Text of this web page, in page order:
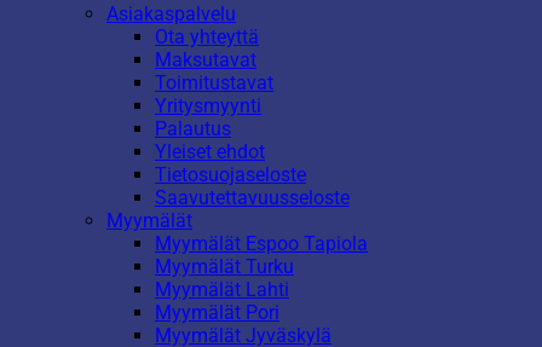
Asiakaspalvelu
Ota yhteyttä
Maksutavat
Toimitustavat
Yritysmyynti
Palautus
Yleiset ehdot
Tietosuojaseloste
Saavutettavuusseloste
Myymälät
Myymälät Espoo Tapiola
Myymälät Turku
Myymälät Lahti
Myymälät Pori
Myymälät Jyväskylä